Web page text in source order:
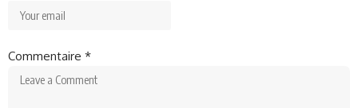
Commentaire *